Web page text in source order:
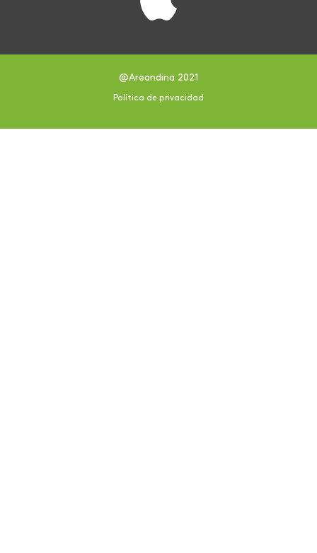
@Areandina 2021
Política de privacidad